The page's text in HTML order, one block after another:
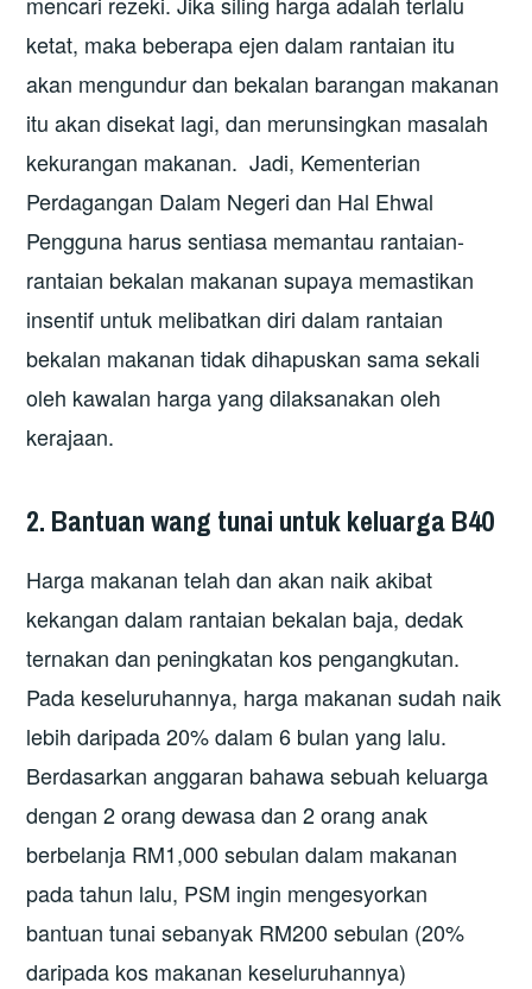
ketat, maka beberapa ejen dalam rantaian itu
akan mengundur dan bekalan barangan makanan
itu akan disekat lagi, dan merunsingkan masalah
kekurangan makanan. Jadi, Kementerian
Perdagangan Dalam Negeri dan Hal Ehwal
Pengguna harus sentiasa memantau rantaian-
rantaian bekalan makanan supaya memastikan
insentif untuk melibatkan diri dalam rantaian
bekalan makanan tidak dihapuskan sama sekali
oleh kawalan harga yang dilaksanakan oleh
kerajaan.
2. Bantuan wang tunai untuk keluarga B40
Harga makanan telah dan akan naik akibat
kekangan dalam rantaian bekalan baja, dedak
ternakan dan peningkatan kos pengangkutan.
Pada keseluruhannya, harga makanan sudah naik
lebih daripada 20% dalam 6 bulan yang lalu.
Berdasarkan anggaran bahawa sebuah keluarga
dengan 2 orang dewasa dan 2 orang anak
berbelanja RM1,000 sebulan dalam makanan
pada tahun lalu, PSM ingin mengesyorkan
bantuan tunai sebanyak RM200 sebulan (20%
daripada kos makanan keseluruhannya)